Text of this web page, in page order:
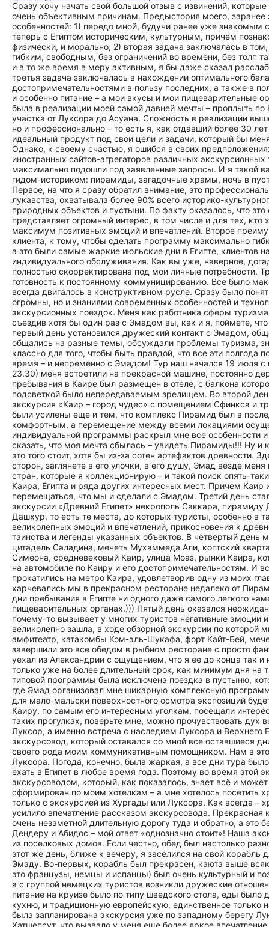
Сразу хочу начать свой большой отзыв с извинений, которые приношу Эмаду за задержку с размещением отзыва по объективным и не очень объективным причинам. Предыстория моего, заранее забегая вперед, потрясающего путешествия определялась рядом задач и особенностей: 1) передо мной, будучи ранее уже знакомым с пляжным Египтом, стояла первая архиважная задача – познакомиться теперь с Египтом историческим, культурным, причем познакомиться максимально масштабно насколько это возможно и финансово, и физически, и морально; 2) вторая задача заключалась в том, что такое знакомство должно быть максимально полным и в то же время гибким, свободным, без ограничений во времени, без толп таких же страждущих экскурсантов, перемещающихся в больших автобусах, и в то же время в меру активным, я бы даже сказал расслабленным, так как я отправлялся в первый за три года работы отпуск; 3) третья задача заключалась в нахождении оптимального баланса между природными и историко-культурными достопримечательностями в пользу последних, а также в получении оптимального уровня комфортности сервиса, включая проживание и особенно питание – а мои вкусы и мои пищеварительные органы весьма капризны к качеству питания; 4) и, наконец, четвертая задача была в реализации моей самой давней мечты – проплыть по Нилу в качестве круизера хотя бы даже в рамках самого короткого его участка от Луксора до Асуана. Сложность в реализации вышеприведенных задач усиливалась еще и тем, что я турист не только в душе, но и профессионально – то есть я, как отдавший более 30 лет работе в сфере туризма, уже заранее отдавал себе отчет, что не получу идеальный продукт под свои цели и задачи, который бы меня полностью устроил и как туриста и как профессионала сферы туризма. Однако, к своему счастью, я ошибся в своих предположениях. Со всей взыскательностью я перелопатил множество российских и иностранных сайтов-агрегаторов различных экскурсионных туров по Египту в поисках хотя бы одного-двух вариантов, которые мне бы максимально подошли под заявленные запросы. И я такой вариант нашел – тур Эмада с интригующим названием «Гранд-тур в Египет с гидом-историком: пирамиды, загадочные храмы, ночь в пустыне и круиз по Нилу», которому сразу же написал письмо с вопросами. Первое, на что я сразу обратил внимание, это профессионально и сбалансированно составленная программа тура, которая, без лукавства, охватывала более 90% всего историко-культурного наследия Египта + с соответствующими дополнениями посещения природных объектов и пустыни. По факту оказалось, что это единственная программа, которая максимально отвечает моим запросам и представляет огромный интерес, в том числе и для тех, кто хочет впервые познакомиться с Египтом и «отжать» от этой поездки максимум позитивных эмоций и впечатлений. Второе преимущество – это максимальная открытость Эмада, готовность к учету запросов клиента, к тому, чтобы сделать программу максимально гибкой и отвечающей интересам туристов. Так получилось, что на этот период – а это были самые жаркие июльские дни в Египте, клиентов на такую программу не оказалось, из-за чего пришлось обсуждать условия индивидуального обслуживания. Как вы уже, наверное, догадались – я в итоге получил индивидуальную программу, которая была полностью скорректирована под мои личные потребности. Третье преимущество работы с Эмадом – это его открытость, оперативность, готовность к постоянному коммуницированию. Все было максимально быстро, отлаженно, профессионально, обсуждение программы всегда двигалось в конструктивном русле. Сразу было понятно, что Эмад владеет не только знаниями о Египте, а они, поверьте, огромны, но и знаниями современных особенностей и технологий туризма, практики организации и осуществления туристских и экскурсионных поездок. Меня как работника сферы туризма это очень приятно удивило и замотивировало. И, наконец, в-четвертых, съездив хотя бы один раз с Эмадом вы, как и я, поймете, что у вас в Египте появился друг. Без лукавства и прикрас скажу, что уже в первый день установился дружеский контакт с Эмадом, общение было настолько простым и непринужденным, что мы просто гуляли, общались на разные темы, обсуждали проблемы туризма, знакомились с Каиром, его музеями, пирамидами. И все было настолько классно для того, чтобы быть правдой, что все эти полгода постоянное ощущение вернуться, что я и планирую сделать в ближайшее время – и непременно с Эмадом!